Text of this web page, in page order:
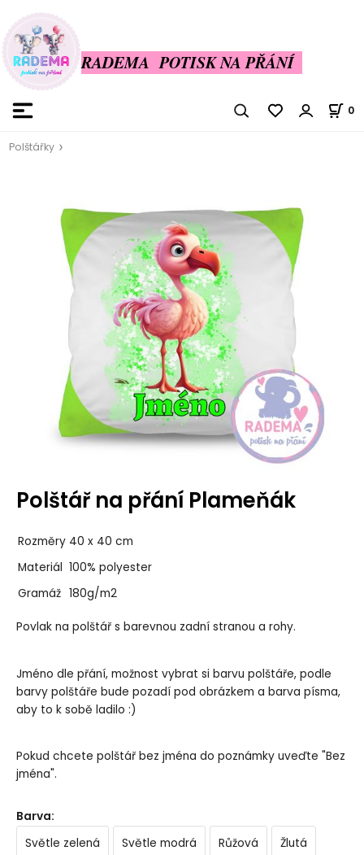
RADEMA POTISK NA PŘÁNÍ
0
Polštářky
Polštář na přání Plameňák
Rozměry 40 x 40 cm
Materiál 100% polyester
Gramáž 180g/m2
Povlak na polštář s barevnou zadní stranou a rohy.
Jméno dle přání, možnost vybrat si barvu polštáře, podle
barvy polštáře bude pozadí pod obrázkem a barva písma,
aby to k sobě ladilo :)
Pokud chcete polštář bez jména do poznámky uveďte "Bez
jména".
Barva:
Světle zelená
Světle modrá Růžová Žlutá